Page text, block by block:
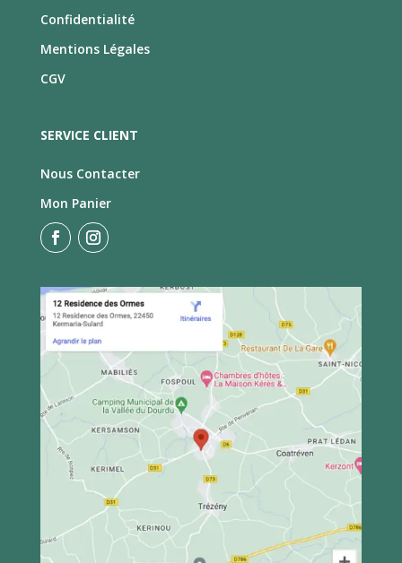
Confidentialité
Mentions Légales
CGV
SERVICE CLIENT
Nous Contacter
Mon Panier